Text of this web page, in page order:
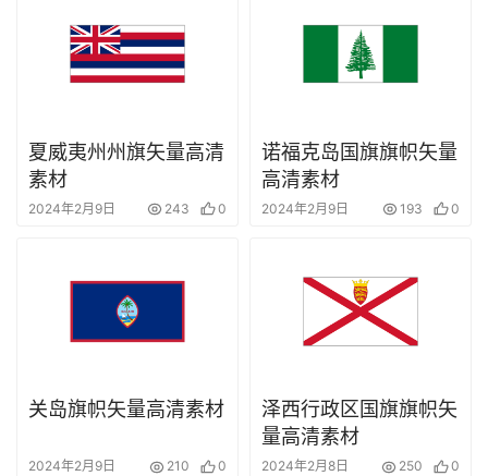
夏威夷州州旗矢量高清
素材
2024年2月9日 243 0
诺福克岛国旗旗帜矢量
高清素材
2024年2月9日 193 0
关岛旗帜矢量高清素材
2024年2月9日 210 0
泽西行政区国旗旗帜矢
量高清素材
2024年2月8日 250 0